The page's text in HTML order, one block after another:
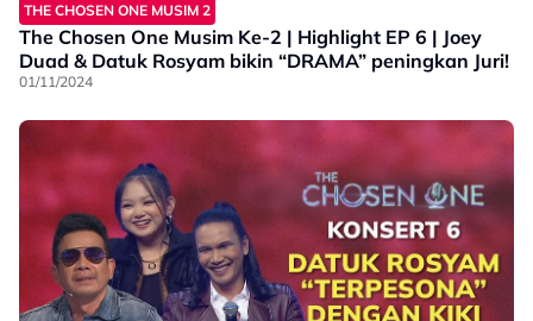
THE CHOSEN ONE MUSIM 2
The Chosen One Musim Ke-2 | Highlight EP 6 | Joey
Duad & Datuk Rosyam bikin “DRAMA” peningkan Juri!
01/11/2024